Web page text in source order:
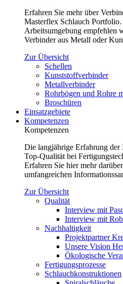
Erfahren Sie mehr über
Masterflex Schlauch
Arbeitsumgebung empfehlen
Verbinder aus Metall oder
Zur Übersicht
Schellen
Kunststoffverbinder
Metallverbinder
Rohrbögen und Rohre
Broschüren
Einsatzgebiete
Kompetenzen
Kompetenzen
Die langjährige Erfahrung der
Top-Qualität bei
Erfahren Sie hier mehr
umfangreichen
Zur Übersicht
Qualität
Interview mit
Interview mit
Nachhaltigkeit
Projektpartner
Unsere Vision
Ökologische
Fertigungsprozesse
Schlauchkonstruktionen